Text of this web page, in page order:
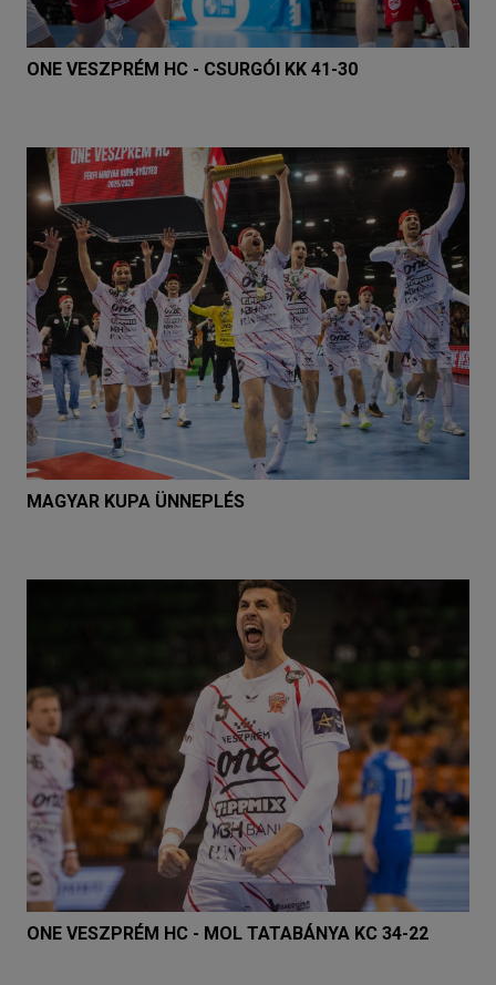
ONE VESZPRÉM HC - CSURGÓI KK 41-30
MAGYAR KUPA ÜNNEPLÉS
ONE VESZPRÉM HC - MOL TATABÁNYA KC 34-22